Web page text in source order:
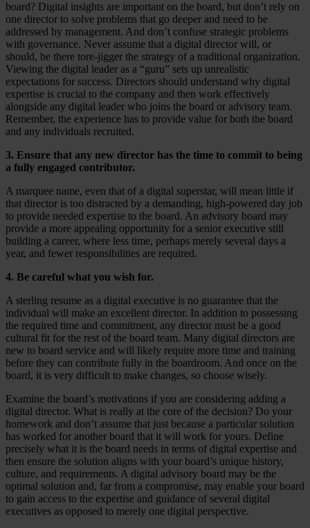
board? Digital insights are important on the board, but don’t rely on
one director to solve problems that go deeper and need to be
addressed by management. And don’t confuse strategic problems
with governance. Never assume that a digital director will, or
should, be there tore-jigger the strategy of a traditional organization.
Viewing the digital leader as a “guru” sets up unrealistic
expectations for success. Directors should understand why digital
expertise is crucial to the company and then work effectively
alongside any digital leader who joins the board or advisory team.
Remember, the experience has to provide value for both the board
and any individuals recruited.
3. Ensure that any new director has the time to commit to being
a fully engaged contributor.
A marquee name, even that of a digital superstar, will mean little if
that director is too distracted by a demanding, high-powered day job
to provide needed expertise to the board. An advisory board may
provide a more appealing opportunity for a senior executive still
building a career, where less time, perhaps merely several days a
year, and fewer responsibilities are required.
4. Be careful what you wish for.
A sterling resume as a digital executive is no guarantee that the
individual will make an excellent director. In addition to possessing
the required time and commitment, any director must be a good
cultural fit for the rest of the board team. Many digital directors are
new to board service and will likely require more time and training
before they can contribute fully in the boardroom. And once on the
board, it is very difficult to make changes, so choose wisely.
Examine the board’s motivations if you are considering adding a
digital director. What is really at the core of the decision? Do your
homework and don’t assume that just because a particular solution
has worked for another board that it will work for yours. Define
precisely what it is the board needs in terms of digital expertise and
then ensure the solution aligns with your board’s unique history,
culture, and requirements. A digital advisory board may be the
optimal solution and, far from a compromise, may enable your board
to gain access to the expertise and guidance of several digital
executives as opposed to merely one digital perspective.